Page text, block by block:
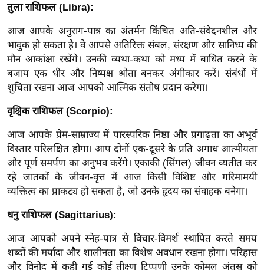
ज
ज
ग
त
बॉ
ली
वु
ड
हॉ
ली
वु
ड
फि
स
मी
तुला राशिफल (Libra):
आज आपके अनुराग-पात्र का अंतर्मन किंचित अति-संवेदनशील और
भावुक हो सकता है। वे आपसे अतिरिक्त संबल, संरक्षण और सानिध्य की
मौन आकांक्षा रखेंगे। उनकी व्यथा-कथा को मध्य में बाधित करने के
बजाय एक धीर और निष्पक्ष श्रोता बनकर अंगीकार करें। संबंधों में
शुचिता रखना आज आपको आत्मिक संतोष प्रदान करेगा।
वृश्चिक राशिफल (Scorpio):
आज आपके प्रेम-साम्राज्य में पारस्परिक निष्ठा और प्रगाढ़ता का अभूर्व
विस्तार परिलक्षित होगा। आप दोनों एक-दूसरे के प्रति अगाध आत्मीयता
और पूर्ण समर्पण का अनुभव करेंगे। एकाकी (सिंगल) जीवन व्यतीत कर
रहे जातकों के जीवन-वृत्त में आज किसी विशिष्ट और गरिमामयी
व्यक्तित्व का प्राकट्य हो सकता है, जो उनके हृदय का संवाहक बनेगा।
धनु राशिफल (Sagittarius):
आज आपको अपने स्नेह-पात्र से विचार-विमर्श स्थापित करते समय
शब्दों की मर्यादा और शालीनता का विशेष अवधान रखना होगा। परिहास
और विनोद में कही गई कोई तीक्ष्ण टिप्पणी उनके कोमल अंतस को